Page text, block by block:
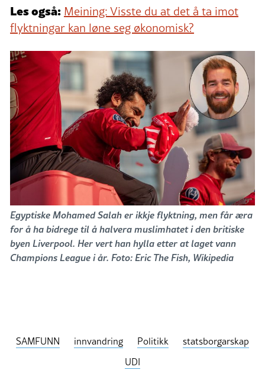
Les også: Meining: Visste du at det å ta imot
flyktningar kan løne seg økonomisk?
Egyptiske Mohamed Salah er ikkje flyktning, men får æra
for å ha bidrege til å halvera muslimhatet i den britiske
byen Liverpool. Her vert han hylla etter at laget vann
Champions League i år. Foto: Eric The Fish, Wikipedia
SAMFUNN innvandring Politikk
statsborgarskap
UDI